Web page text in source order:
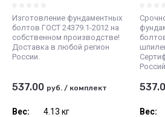
Изготовление фундаментных
болтов ГОСТ 24379.1-2012 на
собственном производстве!
Доставка в любой регион
России.
537.00 руб. / комплект
Вес: 4.13 кг Вес: